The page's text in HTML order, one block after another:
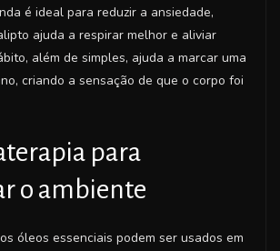
é ideal para reduzir a ansiedade,
ajuda a respirar melhor e aliviar
além de simples, ajuda a marcar uma
criando a sensação de que o corpo foi
para
o ambiente
óleos essenciais podem ser usados em